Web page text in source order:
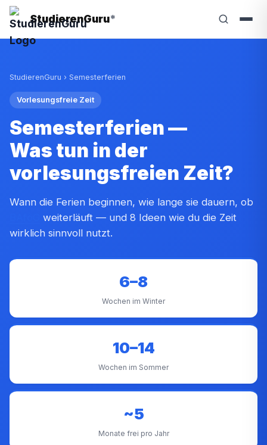
StudierenGuru*
StudierenGuru › Semesterferien
Vorlesungsfreie Zeit
Semesterferien —
Was tun in der
vorlesungsfreien Zeit?
Wann die Ferien beginnen, wie lange sie dauern, ob
weiterläuft — und 8 Ideen wie du die Zeit
wirklich sinnvoll nutzt.
6–8
Wochen im Winter
10–14
Wochen im Sommer
~5
Monate frei pro Jahr